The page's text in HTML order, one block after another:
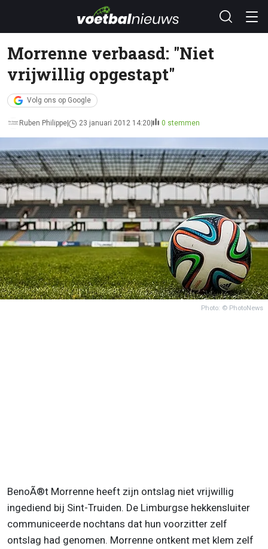
Morrenne verbaasd: "Niet
vrijwillig opgestapt"
Volg ons op Google
Ruben Philippe 23 januari 2012 14:20 0 stemmen
Photo: © PhotoNews
BenoÃ®t Morrenne heeft zijn ontslag niet vrijwillig
ingediend bij Sint-Truiden. De Limburgse hekkensluiter
communiceerde nochtans dat hun voorzitter zelf
ontslag had genomen. Morrenne ontkent met klem zelf